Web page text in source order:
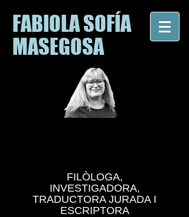
FABIOLA SOFÍA
MASEGOSA
FILÒLOGA,
INVESTIGADORA,
TRADUCTORA JURADA I
ESCRIPTORA